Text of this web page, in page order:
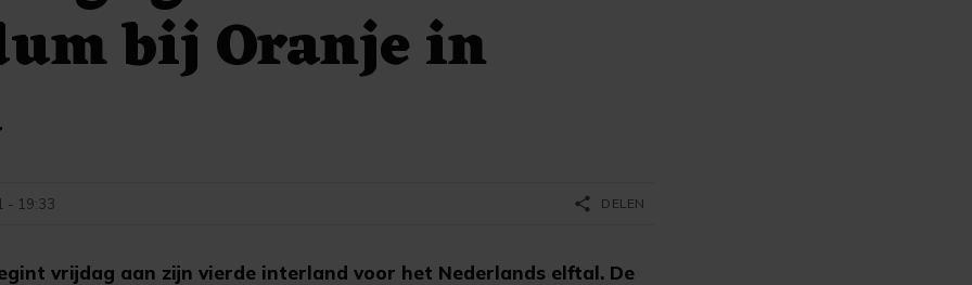
bij Oranje in
vrijdag aan zijn vierde interland voor het Nederlands elftal. De
- 19:33 share DELEN